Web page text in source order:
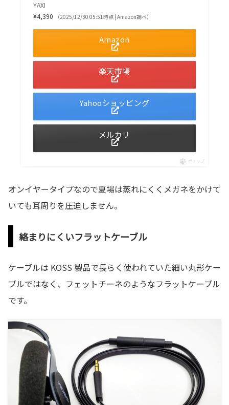
YAXI
¥4,390
（2025/12/30 05:51時点 | Amazon調べ）
Amazon
楽天市場
Yahooショッピング
メルカリ
ポチップ
オンイヤータイプなので夏場は蒸れにくくメガネをかけて
いても耳周りを圧迫しません。
絡まりにくいフラットケーブル
ケーブルは KOSS 製品で長らく使われていた細い丸形ケー
ブルではなく、フェットチーネのようなフラットケーブル
です。